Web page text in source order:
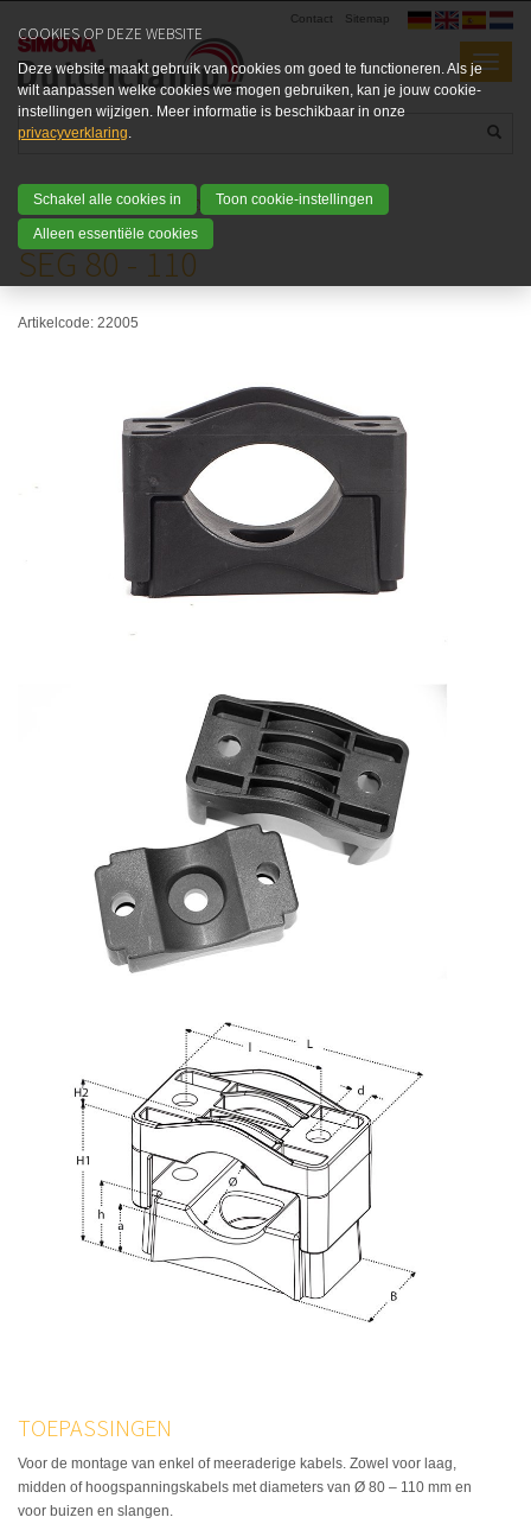
Sitemap
Contact
Home Producten SEG types SEG 80 - 110
SEG 80 - 110
Artikelcode: 22005
TOEPASSINGEN
Voor de montage van enkel of meeraderige kabels. Zowel voor laag,
midden of hoogspanningskabels met diameters van Ø 80 – 110 mm en
voor buizen en slangen.
COOKIES OP DEZE WEBSITE
Deze website maakt gebruik van cookies om goed te functioneren. Als je
wilt aanpassen welke cookies we mogen gebruiken, kan je jouw cookie-
instellingen wijzigen. Meer informatie is beschikbaar in onze
privacyverklaring.
Schakel alle cookies in Toon cookie-instellingen
Alleen essentiële cookies